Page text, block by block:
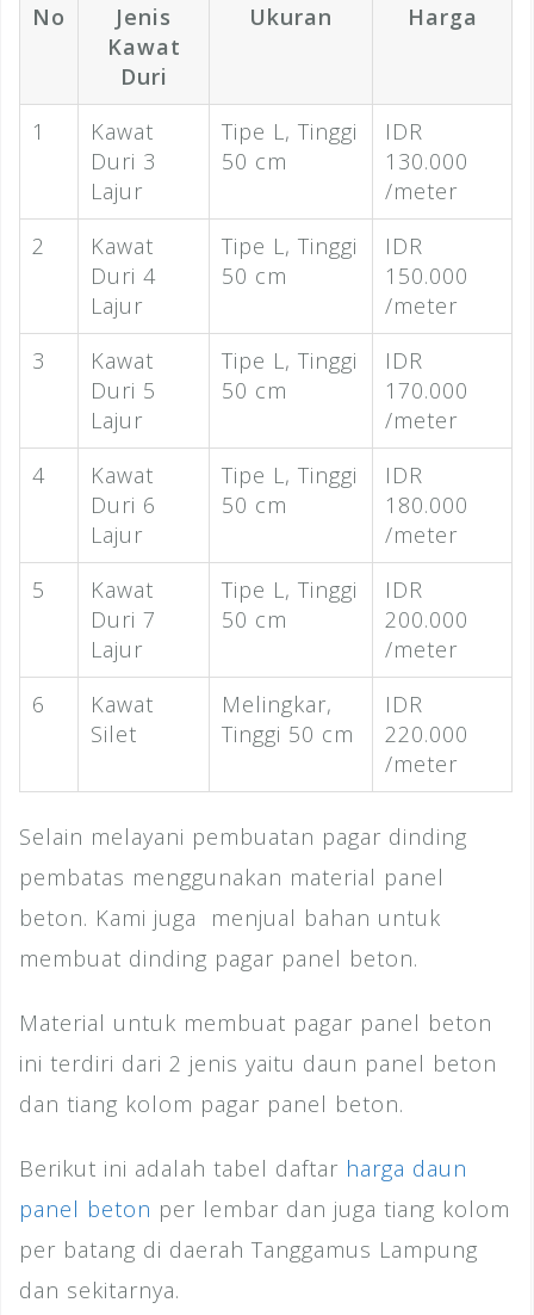
No
Jenis
Kawat
Duri
Ukuran Harga
1
Kawat
Duri 3
Lajur
Tipe L, Tinggi
50 cm
IDR
130.000
/meter
2
Kawat
Duri 4
Lajur
Tipe L, Tinggi
50 cm
IDR
150.000
/meter
3
Kawat
Duri 5
Lajur
Tipe L, Tinggi
50 cm
IDR
170.000
/meter
4
Kawat
Duri 6
Lajur
Tipe L, Tinggi
50 cm
IDR
180.000
/meter
5
Kawat
Duri 7
Lajur
Tipe L, Tinggi
50 cm
IDR
200.000
/meter
6
Kawat
Silet
Melingkar,
Tinggi 50 cm
IDR
220.000
/meter
Selain melayani pembuatan pagar dinding
pembatas menggunakan material panel
beton. Kami juga menjual bahan untuk
membuat dinding pagar panel beton.
Material untuk membuat pagar panel beton
ini terdiri dari 2 jenis yaitu daun panel beton
dan tiang kolom pagar panel beton.
Berikut ini adalah tabel daftar harga daun
panel beton per lembar dan juga tiang kolom
per batang di daerah Tanggamus Lampung
dan sekitarnya.